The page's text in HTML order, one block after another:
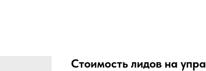
Стоимость лидов на